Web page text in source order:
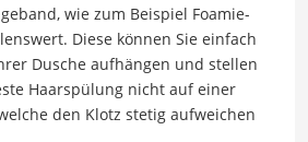
wie zum Beispiel Foamie-
Diese können Sie einfach
Dusche aufhängen und stellen
Haarspülung nicht auf einer
den Klotz stetig aufweichen